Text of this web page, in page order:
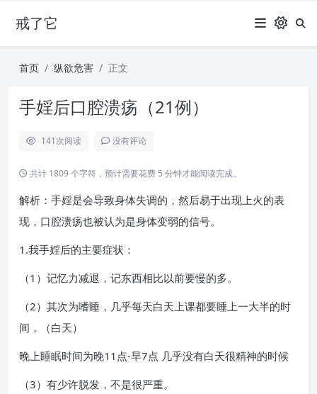
戒了它
首页 纵欲危害 正文
手婬后口腔溃疡（21例）
141次阅读 没有评论
共计 1809 个字符，预计需要花费 5 分钟才能阅读完成。
解析：手婬是会导致身体失调的，然后易于出现上火的表
现，口腔溃疡也被认为是身体变弱的信号。
1.我手婬后的主要症状：
（1）记忆力减退，记东西相比以前要慢的多。
（2）其次为嗜睡，几乎每天白天上课都要睡上一大半的时
间，（白天）
晚上睡眠时间为晚11点-早7点 几乎没有白天很精神的时候
（3）有少许脱发，不是很严重。